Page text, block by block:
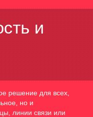
и
решение для всех,
но и
линии связи или